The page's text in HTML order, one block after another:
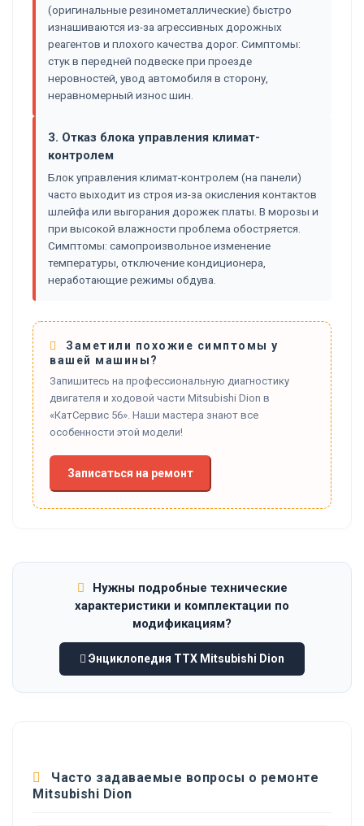
(оригинальные резинометаллические) быстро
изнашиваются из-за агрессивных дорожных
реагентов и плохого качества дорог. Симптомы:
стук в передней подвеске при проезде
неровностей, увод автомобиля в сторону,
неравномерный износ шин.
3. Отказ блока управления климат-
контролем
Блок управления климат-контролем (на панели)
часто выходит из строя из-за окисления контактов
шлейфа или выгорания дорожек платы. В морозы и
при высокой влажности проблема обостряется.
Симптомы: самопроизвольное изменение
температуры, отключение кондиционера,
неработающие режимы обдува.
Заметили похожие симптомы у
вашей машины?
Запишитесь на профессиональную диагностику
двигателя и ходовой части Mitsubishi Dion в
«КатСервис 56». Наши мастера знают все
особенности этой модели!
Записаться на ремонт
Нужны подробные технические
характеристики и комплектации по
модификациям?
Энциклопедия ТТХ Mitsubishi Dion
Часто задаваемые вопросы о ремонте
Mitsubishi Dion